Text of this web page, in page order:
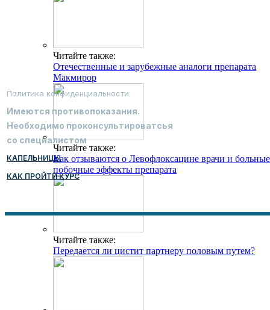
Читайте также:
Отечественные и зарубежные аналоги препарата
Макмирор
Читайте также:
Как отзываются о Левофлоксацине врачи и
побочные эффекты препарата
Читайте также:
Передается ли цистит партнеру половым путем?
Политика конфиденциальности
Имеются противопоказания.
Необходимо проконсультироватсья
со специалистом
КАПЕЛЬНИЦЫ
КАК ПРОЙТИ КУРС